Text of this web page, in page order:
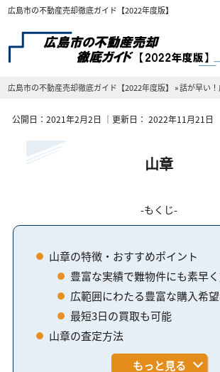
広島市の不動産売却徹底ガイド【2022年度版】
広島市の不動産売却徹底ガイド【2022年度版】 »話が早い
公開日：2021年2月2日 ｜更新日：2022年11月21日
山章
もくじ
山章の特徴・おすすめポイント
豊富な実績で難物件にも素早
広範囲にわたる豊富な購入希
最短3日の買取も可能
山章の査定方法
もっと見る